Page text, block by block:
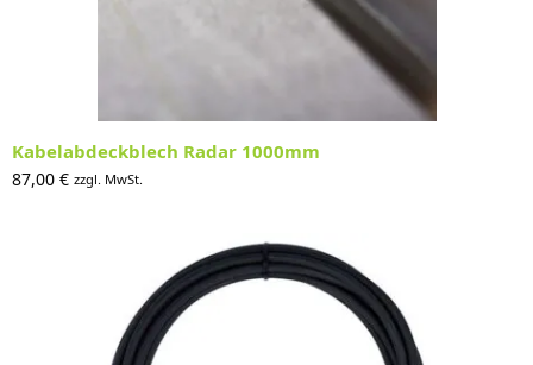
Kabelabdeckblech Radar 1000mm
87,00 € zzgl. MwSt.